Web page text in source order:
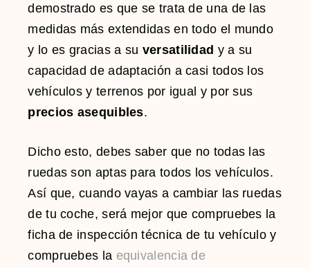
demostrado es que se trata de una de las
medidas más extendidas en todo el mundo
y lo es gracias a su versatilidad y a su
capacidad de adaptación a casi todos los
vehículos y terrenos por igual y por sus
precios asequibles.
Dicho esto, debes saber que no todas las
ruedas son aptas para todos los vehículos.
Así que, cuando vayas a cambiar las ruedas
de tu coche, será mejor que compruebes la
ficha de inspección técnica de tu vehículo y
compruebes la equivalencia de